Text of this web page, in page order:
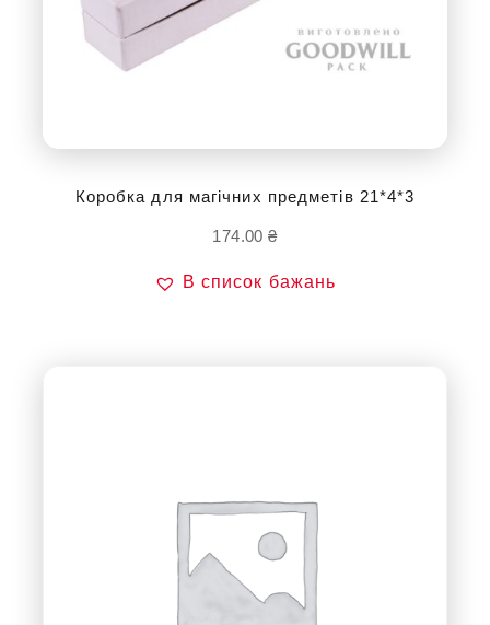
Коробка для магічних предметів 21*4*3
174.00₴
В список бажань